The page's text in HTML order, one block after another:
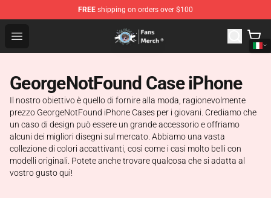
FREE shipping on orders over $100
Open menu
GeorgeNotFound Store - Official GeorgeNotFound
GeorgeNotFound Case iPhone
Il nostro obiettivo è quello di fornire alla moda, ragionevolmente
prezzo GeorgeNotFound iPhone Cases per i giovani. Crediamo che
un caso di design può essere un grande accessorio e offriamo
alcuni dei migliori disegni sul mercato. Abbiamo una vasta
collezione di colori accattivanti, così come i casi molto belli con
modelli originali. Potete anche trovare qualcosa che si adatta al
vostro gusto qui!